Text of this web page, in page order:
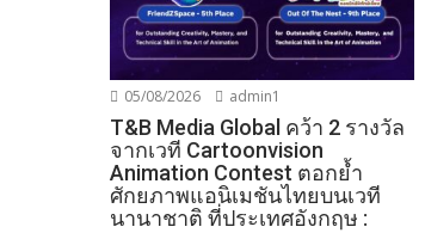
05/08/2026 admin1
T&B Media Global คว้า 2 รางวัล
จากเวที Cartoonvision
Animation Contest ตอกย้ำ
ศักยภาพแอนิเมชันไทยบนเวที
นานาชาติ ที่ประเทศอังกฤษ :